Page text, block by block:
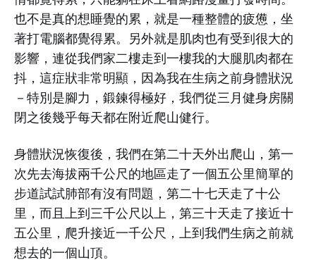
也不是真的想睡覺的累，就是一種整體的疲憊，坐
著打電腦都覺得累。另外就是肌肉也有受到很大的
影響，連從我們家二樓走到一樓我的大腿肌肉都在
抖，這症狀非常明顯，因為我在生病之前身體狀況
－特別是腳力，鍛鍊得極好，我們從三月健身房關
閉之後幾乎每天都在附近爬山健行。
身體狀況恢復後，我們在第二十天外出爬山，第一
次先去海拔兩千公尺的地區走了一個五公里簡單的
步道試試肺部有沒有問題，第二十七天走了十公
里，而且上到三千公尺以上，第三十天走了接近十
五公里，爬升接近一千公尺，上到我們生病之前就
想去的一個山頂。